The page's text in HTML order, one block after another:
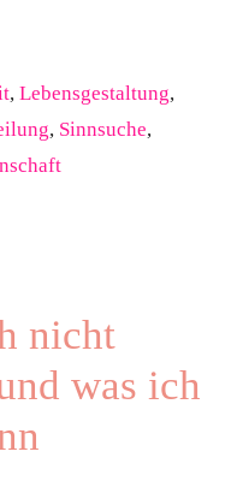
,Lebensgestaltung,
, Sinnsuche,
nicht
was ich